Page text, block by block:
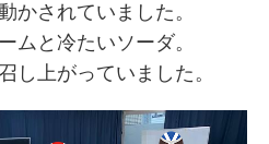
かされていました。
ムと冷たいソーダ。
し上がっていました。